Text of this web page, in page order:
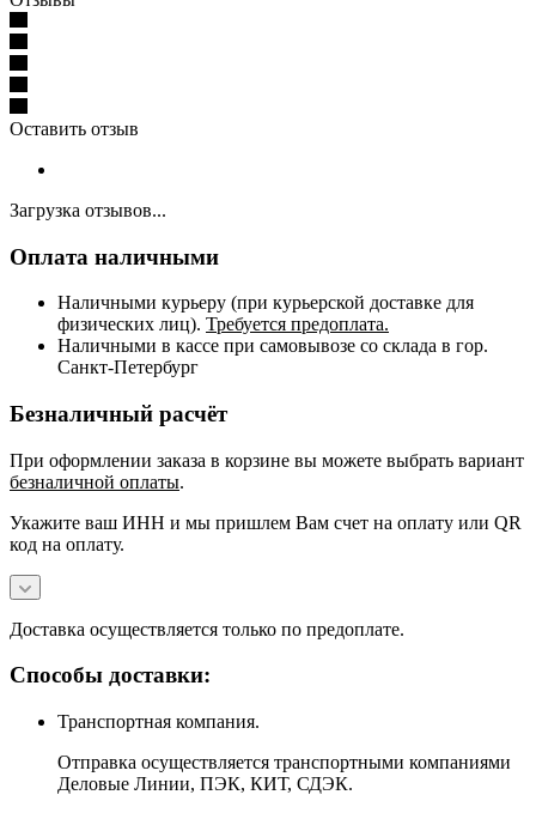
Оставить отзыв
Загрузка отзывов...
Оплата наличными
Наличными курьеру (при курьерской доставке для
физических лиц). Требуется предоплата.
Наличными в кассе при самовывозе со склада в гор.
Санкт-Петербург
Безналичный расчёт
При оформлении заказа в корзине вы можете выбрать вариант
безналичной оплаты.
Укажите ваш ИНН и мы пришлем Вам счет на оплату или QR
код на оплату.
Доставка осуществляется только по предоплате.
Способы доставки:
Транспортная компания.
Отправка осуществляется транспортными компаниями
Деловые Линии, ПЭК, КИТ, СДЭК.